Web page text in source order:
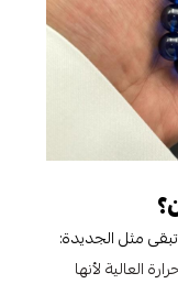
الجديدة:
لأنها